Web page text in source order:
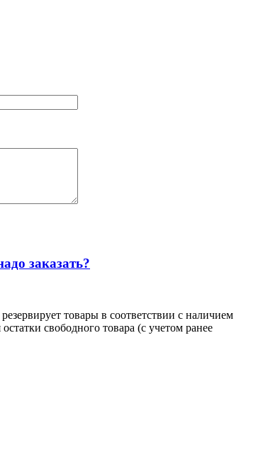
заказать?
товары в соответствии с наличием
свободного товара (с учетом ранее